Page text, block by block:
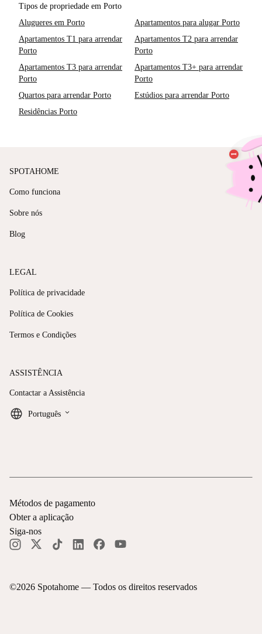
Tipos de propriedade em Porto
Alugueres em Porto
Apartamentos para alugar Porto
Apartamentos T1 para arrendar
Porto
Apartamentos T2 para arrendar
Porto
Apartamentos T3 para arrendar
Porto
Apartamentos T3+ para arrendar
Porto
Quartos para arrendar Porto
Estúdios para arrendar Porto
Residências Porto
SPOTAHOME
Como funciona
Sobre nós
Blog
LEGAL
Política de privacidade
Política de Cookies
Termos e Condições
ASSISTÊNCIA
Contactar a Assistência
Português keyboard_arrow_down
©2026 Spotahome — Todos os direitos reservados
Métodos de pagamento
Obter a aplicação
Siga-nos